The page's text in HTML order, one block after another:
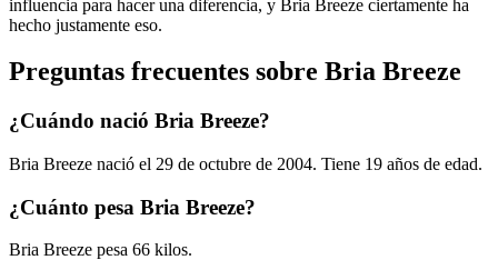
influencia para hacer una diferencia, y Bria Breeze ciertamente ha
hecho justamente eso.
Preguntas frecuentes sobre Bria Breeze
¿Cuándo nació Bria Breeze?
Bria Breeze nació el 29 de octubre de 2004. Tiene 19 años de edad.
¿Cuánto pesa Bria Breeze?
Bria Breeze pesa 66 kilos.